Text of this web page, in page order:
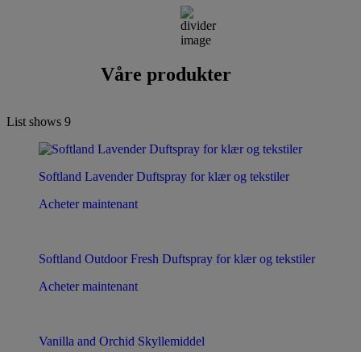
Våre produkter
List shows 9
Softland Lavender Duftspray for klær og tekstiler
Acheter maintenant
Softland Outdoor Fresh Duftspray for klær og tekstiler
Acheter maintenant
Vanilla and Orchid Skyllemiddel